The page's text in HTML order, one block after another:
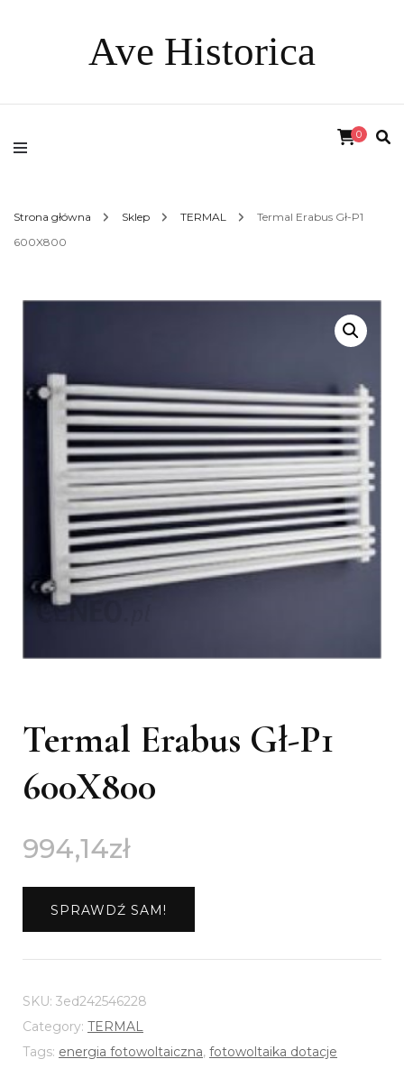
Ave Historica
0
Strona główna Sklep TERMAL
Termal Erabus Gł-P1
600X800
Termal Erabus Gł-P1
600X800
994,14zł
SPRAWDŹ SAM!
SKU: 3ed242546228
Category: TERMAL
Tags: energia fotowoltaiczna, fotowoltaika dotacje